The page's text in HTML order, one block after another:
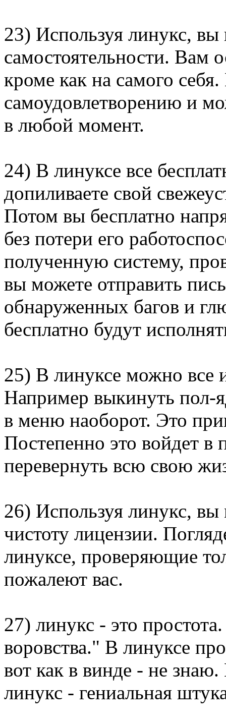
23) Используя линукс, вы
самостоятельности. Вам
кроме как на самого
самоудовлетворению и
в любой момент.
24) В линуксе все
допиливаете свой
Потом вы бесплатно
без потери его
полученную систему,
вы можете отправить
обнаруженных багов и
бесплатно будут
25) В линуксе можно все
Например выкинуть пол-
в меню наоборот. Это
Постепенно это войдет
перевернуть всю свою
26) Используя линукс, вы
чистоту лицензии.
линуксе, проверяющие
пожалеют вас.
27) линукс - это
воровства." В линуксе
вот как в винде - не
линукс - гениальная